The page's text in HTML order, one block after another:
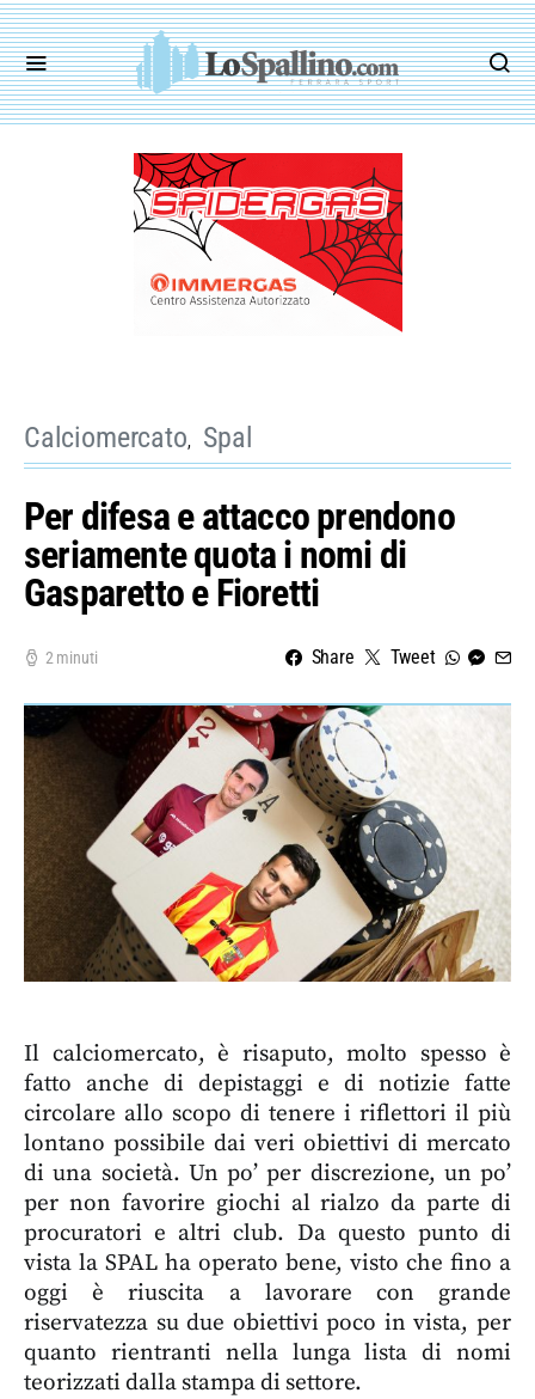
Calciomercato Spal
Per difesa e attacco prendono
seriamente quota i nomi di
Gasparetto e Fioretti
2 minuti Share Tweet
Il calciomercato, è risaputo, molto spesso è
fatto anche di depistaggi e di notizie fatte
circolare allo scopo di tenere i riflettori il più
lontano possibile dai veri obiettivi di mercato
di una società. Un po’ per discrezione, un po’
per non favorire giochi al rialzo da parte di
procuratori e altri club. Da questo punto di
vista la SPAL ha operato bene, visto che fino a
oggi è riuscita a lavorare con grande
riservatezza su due obiettivi poco in vista, per
quanto rientranti nella lunga lista di nomi
teorizzati dalla stampa di settore.